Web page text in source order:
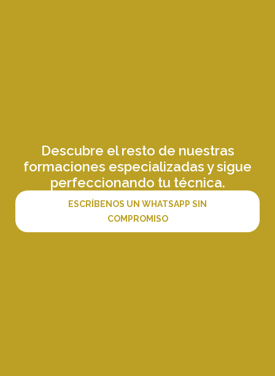
Descubre el resto de nuestras
formaciones especializadas y sigue
perfeccionando tu técnica.
ESCRÍBENOS UN WHATSAPP SIN
COMPROMISO